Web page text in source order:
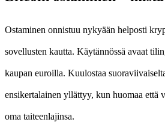
Ostaminen onnistuu nykyään helposti
sovellusten kautta. Käytännössä avaat
kaupan euroilla. Kuulostaa
ensikertalainen yllättyy, kun huomaa että
oma taiteenlajinsa.